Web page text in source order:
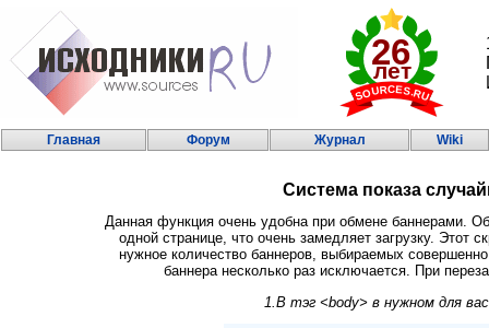
Главная Форум Журнал Wiki
Система показа
Данная функция очень удобна при обмене баннерами.
одной странице, что очень замедляет загрузку. Этот
нужное количество баннеров, выбираемых
баннера несколько раз исключается. При
1.В тэг <body> в нужном для